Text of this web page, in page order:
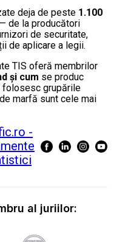
deja de peste 1.100
de la producători
de securitate,
de aplicare a legii.
TIS oferă membrilor
și cum se produc
folosesc grupările
marfă sunt cele mai
al juriilor: